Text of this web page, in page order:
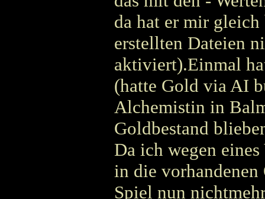
da hat er mir
erstellten Dateien
aktiviert).Einmal
(hatte Gold via AI
Alchemistin in
Goldbestand
Da ich wegen
in die vorhandenen
Spiel nun